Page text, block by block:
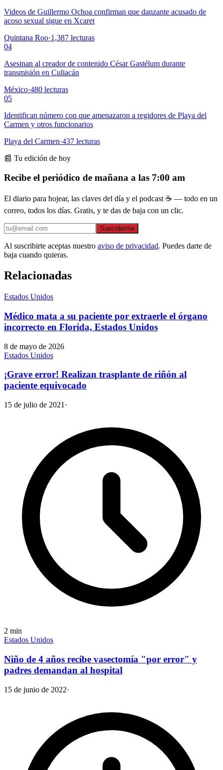
Videos de Guillermo Ochoa confirman que danzante acusado de
acoso sexual sigue en Xcaret
Quintana Roo·1,387 lecturas
04
Asesinan al creador de contenido César Gastélum durante
transmisión en Culiacán
México·480 lecturas
05
Identifican número con que amenazaron a regidores de Playa del
Carmen y otros funcionarios
Playa del Carmen·437 lecturas
📰 Tu edición de hoy
Recibe el periódico de mañana a las 7:00 am
El diario para hojear, las claves del día y el podcast ☕ — todo en un
correo, todos los días. Gratis, y te das de baja con un clic.
Suscribirme
Al suscribirte aceptas nuestro aviso de privacidad. Puedes darte de
baja cuando quieras.
Relacionadas
Estados Unidos
Médico mata a su paciente por extraerle el órgano
incorrecto en Florida, Estados Unidos
8 de mayo de 2026
Estados Unidos
¡Grave error! Realizan trasplante de riñón al
paciente equivocado
15 de julio de 2021 ·
2 min
Estados Unidos
Niño de 4 años recibe vasectomía "por error" y
padres demandan al hospital
15 de junio de 2022·